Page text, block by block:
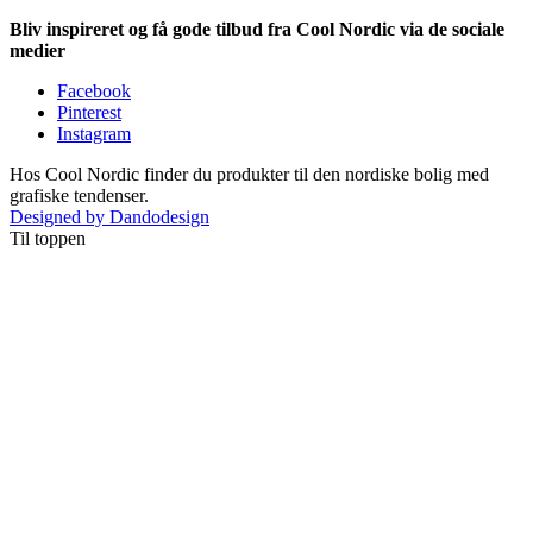
Bliv inspireret og få gode tilbud fra Cool Nordic via de sociale
medier
Facebook
Pinterest
Instagram
Hos Cool Nordic finder du produkter til den nordiske bolig med
grafiske tendenser.
Designed by Dandodesign
Til toppen